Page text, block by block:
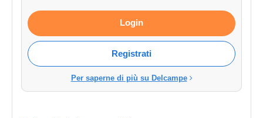
Login
Registrati
Per saperne di più su Delcampe